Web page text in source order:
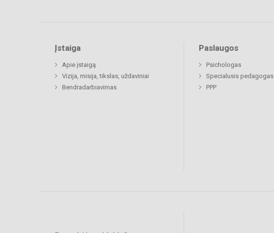
Įstaiga
Apie įstaigą
Vizija, misija, tikslas, uždaviniai
Bendradarbiavimas
Paslaugos
Psichologas
Specialusis pedagogas
PPP